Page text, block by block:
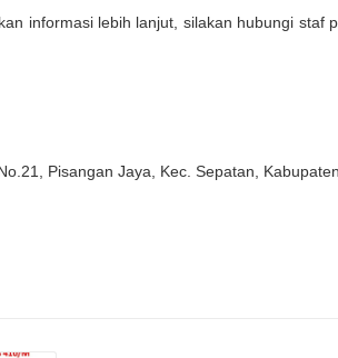
informasi lebih lanjut, silakan hubungi staf
Pisangan Jaya, Kec. Sepatan,